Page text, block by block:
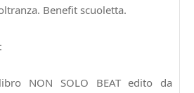
Benefit scuoletta.
NON SOLO BEAT edito da